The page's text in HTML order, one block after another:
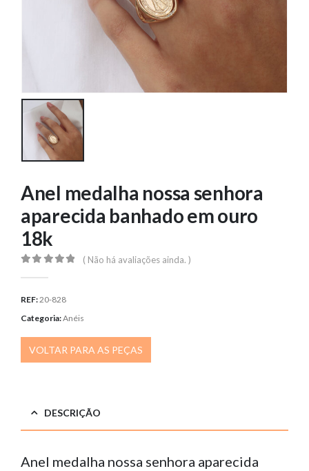
Anel medalha nossa senhora
aparecida banhado em ouro
18k
( Não há avaliações ainda. )
REF:20-828
Categoria:Anéis
VOLTAR PARA AS PEÇAS
DESCRIÇÃO
Anel medalha nossa senhora aparecida